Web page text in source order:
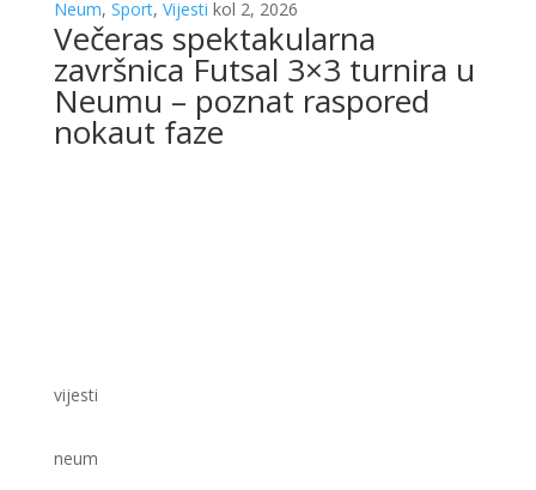
Neum, Sport, Vijesti kol 2, 2026
Večeras spektakularna
završnica Futsal 3×3 turnira u
Neumu – poznat raspored
nokaut faze
vijesti
neum